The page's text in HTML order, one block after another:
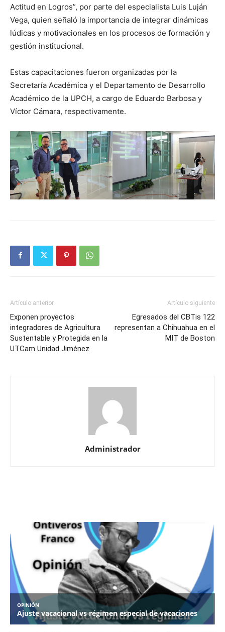
Actitud en Logros”, por parte del especialista Luis Luján
Vega, quien señaló la importancia de integrar dinámicas
lúdicas y motivacionales en los procesos de formación y
gestión institucional.
Estas capacitaciones fueron organizadas por la
Secretaría Académica y el Departamento de Desarrollo
Académico de la UPCH, a cargo de Eduardo Barbosa y
Víctor Cámara, respectivamente.
Artículo anterior
Exponen proyectos
integradores de Agricultura
Sustentable y Protegida en la
UTCam Unidad Jiménez
Artículo siguiente
Egresados del CBTis 122
representan a Chihuahua en el
MIT de Boston
Administrador